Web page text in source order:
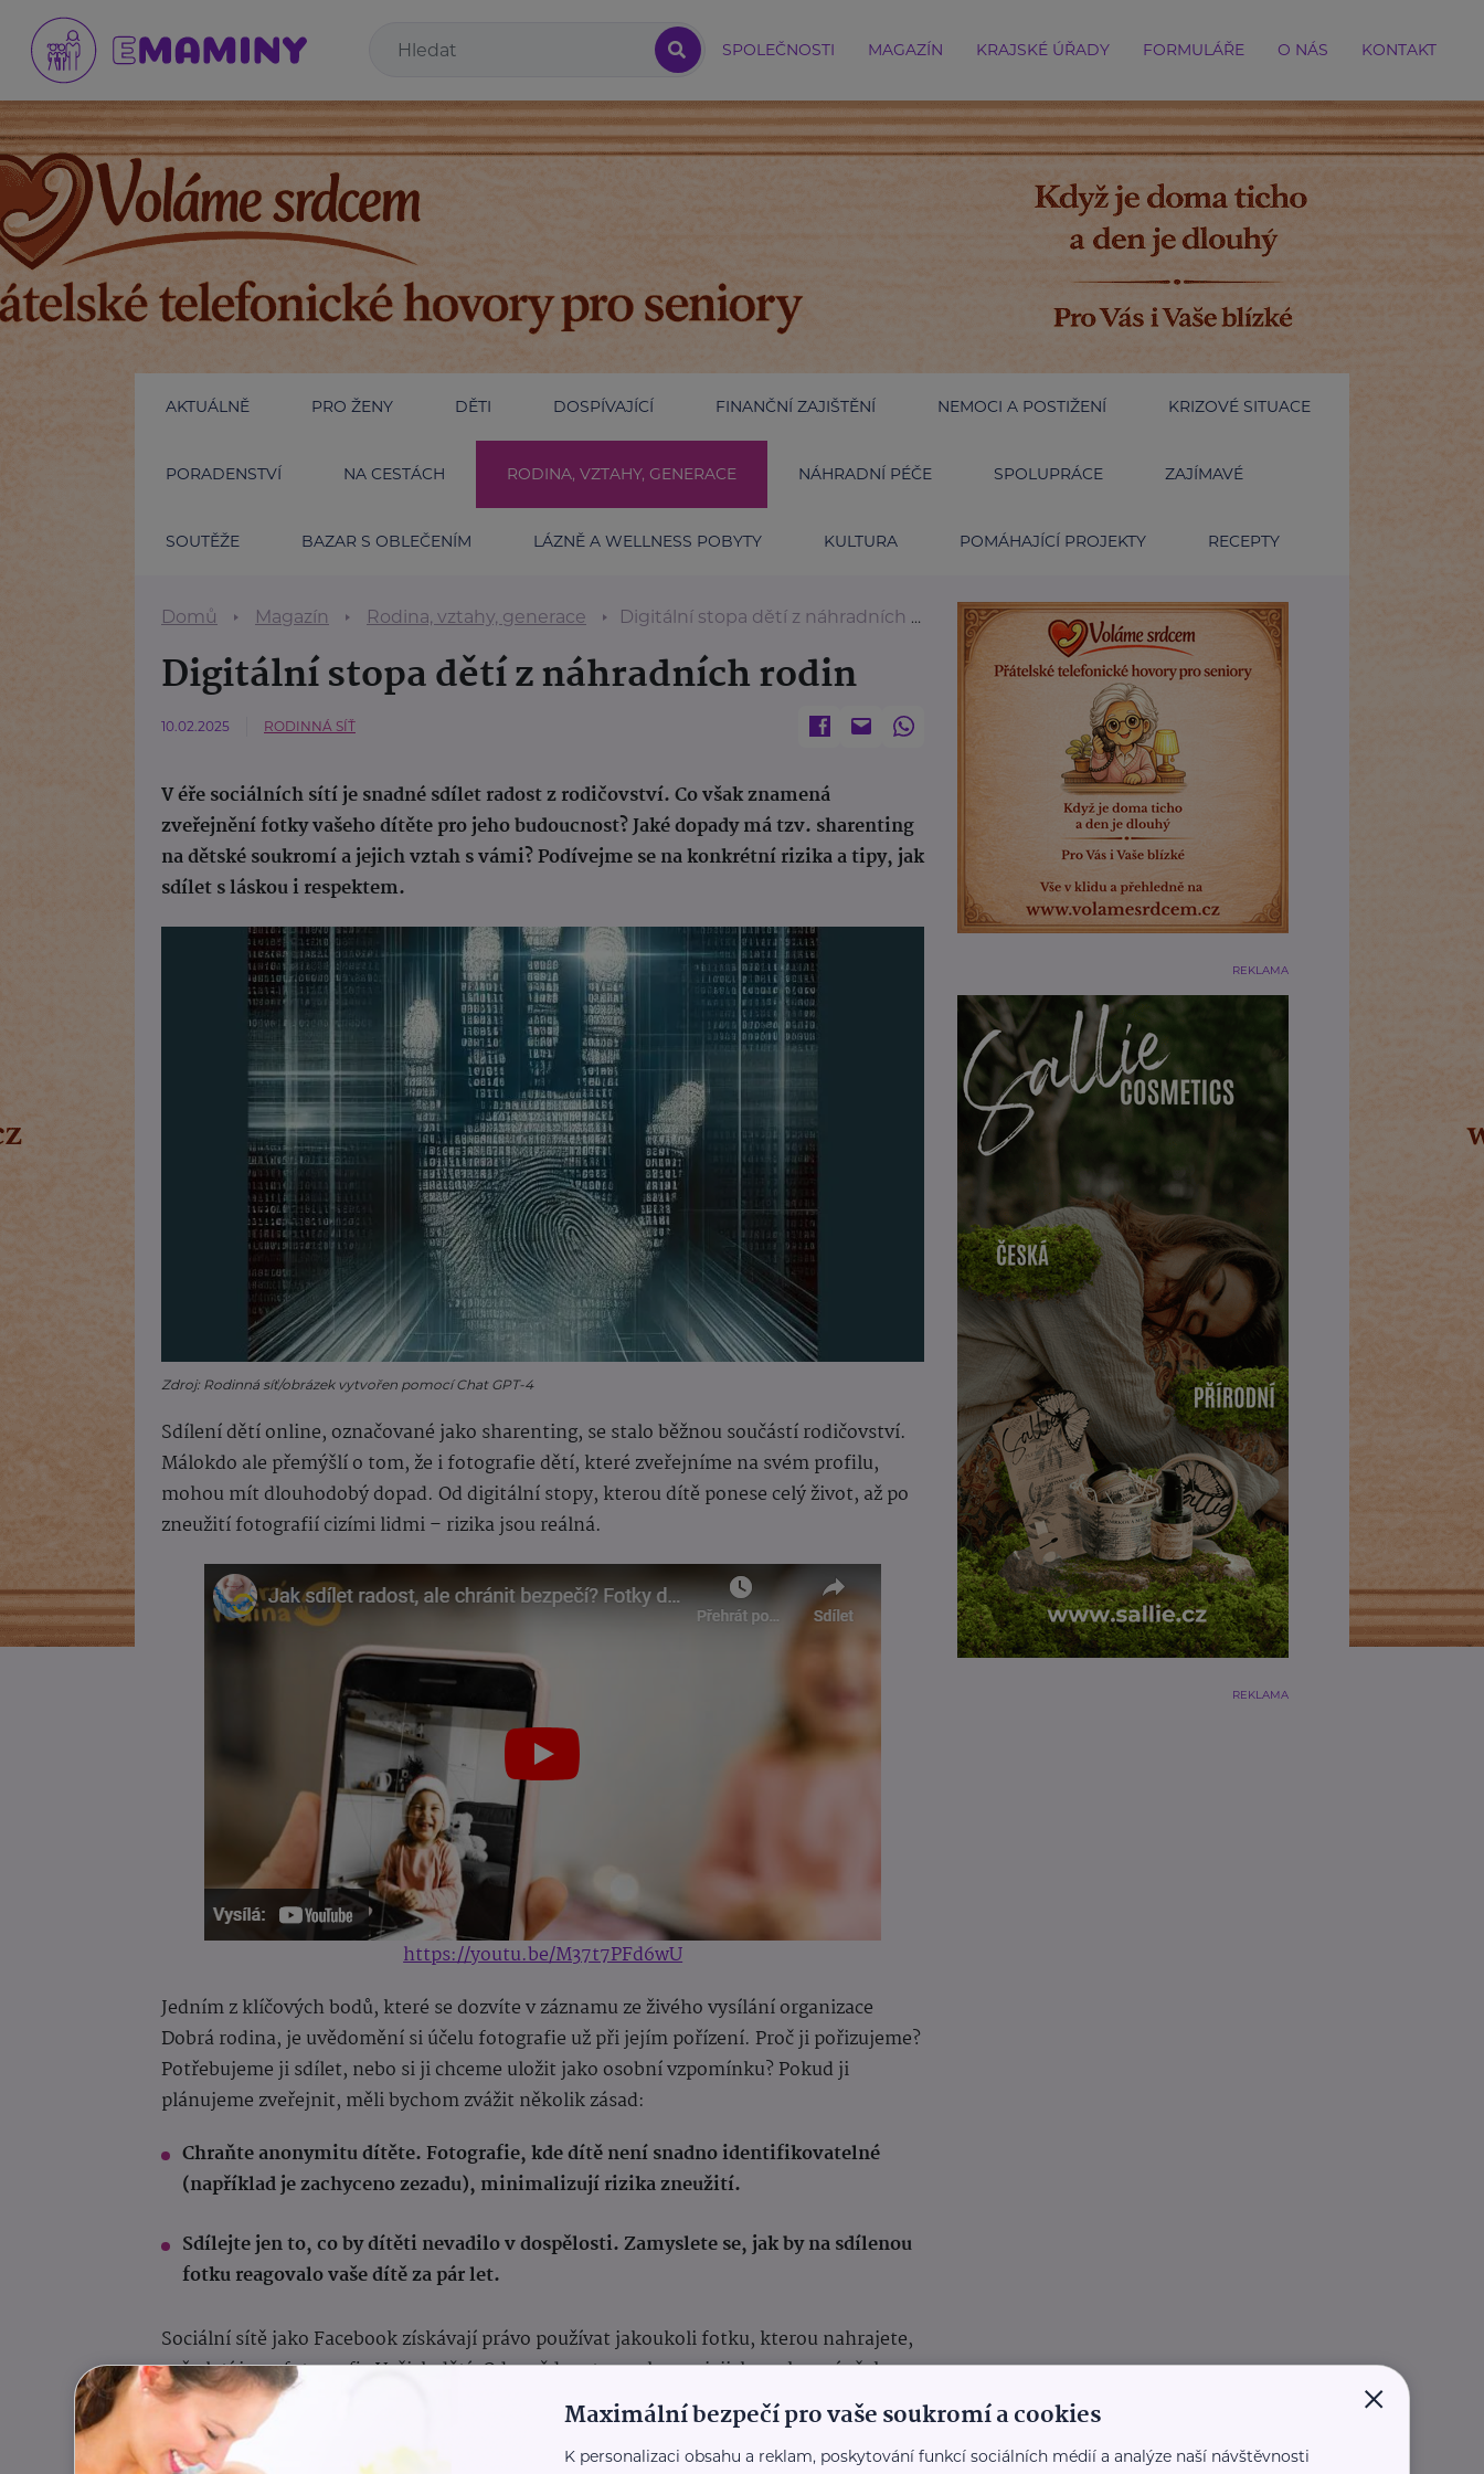
SPOLEČNOSTI MAGAZÍN KRAJSKÉ ÚŘADY FORMULÁŘE O NÁS KONTAKT
AKTUÁLNĚ PRO ŽENY DĚTI DOSPÍVAJÍCÍ FINANČNÍ ZAJIŠTĚNÍ NEMOCI A POSTIŽENÍ KRIZOVÉ SITUACE
PORADENSTVÍ NA CESTÁCH RODINA, VZTAHY, GENERACE NÁHRADNÍ PÉČE SPOLUPRÁCE ZAJÍMAVÉ
SOUTĚŽE BAZAR S OBLEČENÍM LÁZNĚ A WELLNESS POBYTY KULTURA POMÁHAJÍCÍ PROJEKTY RECEPTY
Domů Magazín Rodina, vztahy, generace Digitální stopa dětí z náhradních rodin
Digitální stopa dětí z náhradních rodin
10.02.2025 RODINNÁ SÍŤ
V éře sociálních sítí je snadné sdílet radost z rodičovství. Co však znamená
zveřejnění fotky vašeho dítěte pro jeho budoucnost? Jaké dopady má tzv. sharenting
na dětské soukromí a jejich vztah s vámi? Podívejme se na konkrétní rizika a tipy, jak
sdílet s láskou i respektem.
Zdroj: Rodinná síť/obrázek vytvořen pomocí Chat GPT-4
Sdílení dětí online, označované jako sharenting, se stalo běžnou součástí rodičovství.
Málokdo ale přemýšlí o tom, že i fotografie dětí, které zveřejníme na svém profilu,
mohou mít dlouhodobý dopad. Od digitální stopy, kterou dítě ponese celý život, až po
zneužití fotografií cizími lidmi – rizika jsou reálná.
https://youtu.be/M37t7PFd6wU
Jedním z klíčových bodů, které se dozvíte v záznamu ze živého vysílání organizace
Dobrá rodina, je uvědomění si účelu fotografie už při jejím pořízení. Proč ji pořizujeme?
Potřebujeme ji sdílet, nebo si ji chceme uložit jako osobní vzpomínku? Pokud ji
plánujeme zveřejnit, měli bychom zvážit několik zásad:
Chraňte anonymitu dítěte. Fotografie, kde dítě není snadno identifikovatelné
(například je zachyceno zezadu), minimalizují rizika zneužití.
Sdílejte jen to, co by dítěti nevadilo v dospělosti. Zamyslete se, jak by na sdílenou
fotku reagovalo vaše dítě za pár let.
Sociální sítě jako Facebook získávají právo používat jakoukoli fotku, kterou nahrajete,
což platí i pro fotografie Vašich dětí. Odpovědnost za ochranu jejich soukromí však
zůstává na Vás. Děti mají právo na bezpečí a důstojnost, a je naší povinností je chránit i
v online světě
REKLAMA
REKLAMA
×
Maximální bezpečí pro vaše soukromí a cookies
K personalizaci obsahu a reklam, poskytování funkcí sociálních médií a analýze naší návštěvnosti